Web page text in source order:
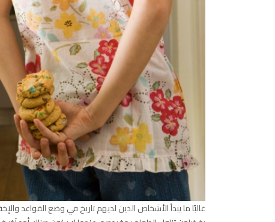
غالبًا ما يبدأ الأشخاص الذين لديهم تاريخ في وضع القواعد